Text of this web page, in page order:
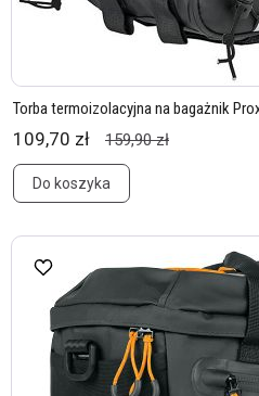
Torba termoizolacyjna na bagażnik
109,70 zł 159,90 zł
Do koszyka